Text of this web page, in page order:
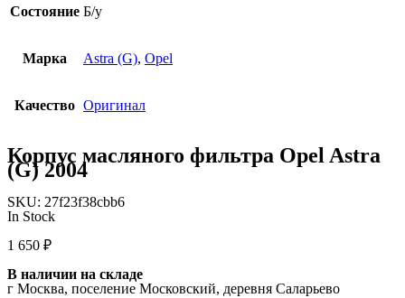
Состояние Б/у
Марка Astra (G), Opel
Качество Оригинал
Корпус масляного фильтра Opel Astra
(G) 2004
SKU: 27f23f38cbb6
In Stock
1 650 ₽
В наличии на складе
г Москва, поселение Московский, деревня Саларьево